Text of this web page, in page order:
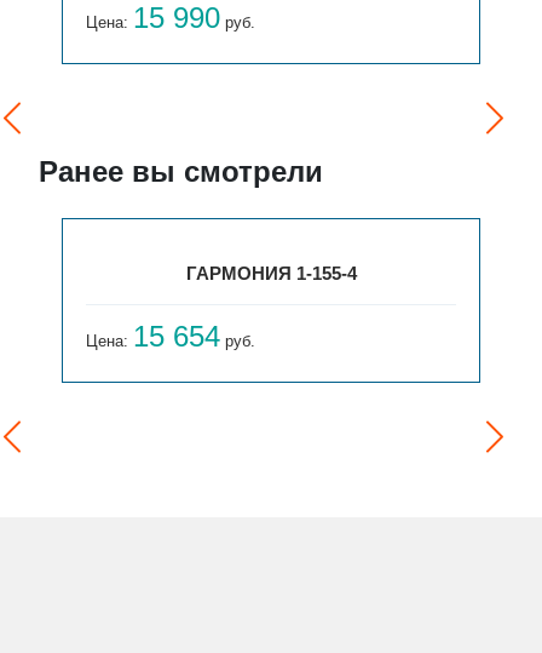
Цена: 15 990 руб.
Ранее вы смотрели
ГАРМОНИЯ 1-155-4
Цена: 15 654 руб.